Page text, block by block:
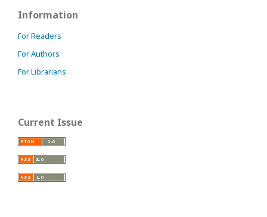
Information
For Readers
For Authors
For Librarians
Current Issue